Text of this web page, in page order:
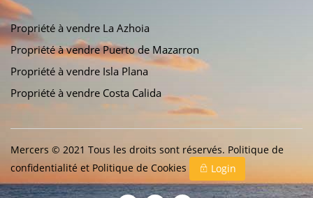
Propriété à vendre La Azhoia
Propriété à vendre Puerto de Mazarron
Propriété à vendre Isla Plana
Propriété à vendre Costa Calida
Mercers © 2021 Tous les droits sont réservés. Politique de
confidentialité et Politique de Cookies Login